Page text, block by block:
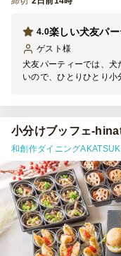
楽しい犬友パ
4.0
ゲスト 様
犬友パーティーでは、
いので、ひとりひとり
小分けブッフェ-
和創作ダイニング